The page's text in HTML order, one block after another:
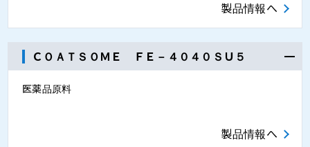
製品情報へ
ＣＯＡＴＳＯＭＥ ＦＥ－４０４０ＳＵ５
医薬品原料
製品情報へ